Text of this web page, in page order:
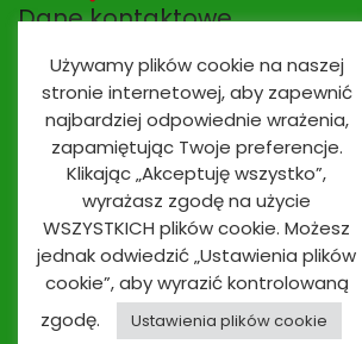
Dane kontaktowe
Adres e-mail:
Nr telefonu / fax:(56) 674 70 30 tel.
530 923 839Oddziały przedszkolne
Używamy plików cookie na naszej
stronie internetowej, aby zapewnić
najbardziej odpowiednie wrażenia,
zapamiętując Twoje preferencje.
Klikając „Akceptuję wszystko”,
wyrażasz zgodę na użycie
WSZYSTKICH plików cookie. Możesz
jednak odwiedzić „Ustawienia plików
cookie”, aby wyrazić kontrolowaną
zgodę.
Ustawienia plików cookie